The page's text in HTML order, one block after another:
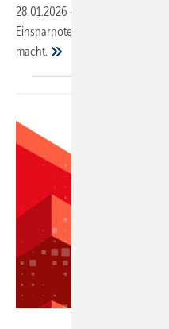
28.01.2026 -
Einsparpotenziale bei der
macht.